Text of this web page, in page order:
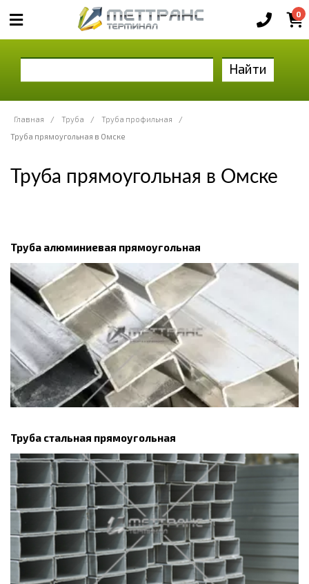
0
Найти
Главная / Труба / Труба профильная
/
Труба прямоугольная в Омске
Труба прямоугольная в Омске
Труба алюминиевая прямоугольная
Труба стальная прямоугольная